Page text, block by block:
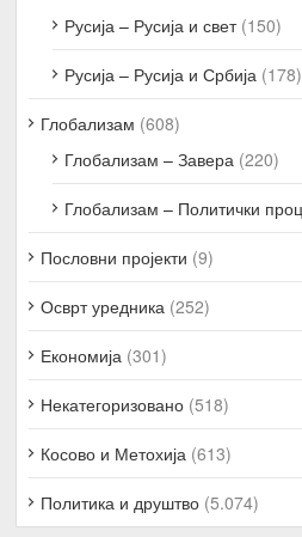
Русија – Русија и свет(150)
Русија – Русија и Србија (178)
Глобализам (608)
Глобализам – Завера (220)
Глобализам – Политички
Пословни пројекти (9)
Осврт уредника (252)
Економија (301)
Некатегоризовано (518)
Косово и Метохија (613)
Политика и друштво (5.074)